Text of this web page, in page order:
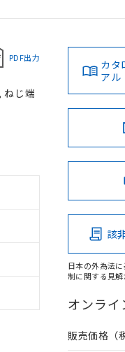
PDF出力
ねじ端
カタ
アル
該
日本の外為法
制に関する見解
オンライ
販売価格（